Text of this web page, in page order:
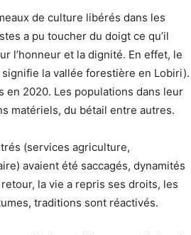
de culture libérés dans les
a pu toucher du doigt ce qu’il
l’honneur et la dignité. En effet, le
la vallée forestière en Lobiri).
en 2020. Les populations dans leur
matériels, du bétail entre autres.
(services agriculture,
avaient été saccagés, dynamités
la vie a repris ses droits, les
traditions sont réactivés.